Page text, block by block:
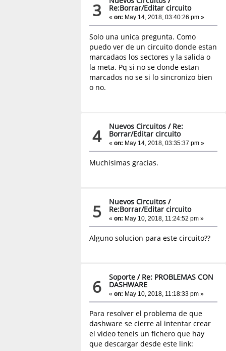
3 Re:Borrar/Editar circuito
«on: May 14, 2018, 03:40:26 pm »
Solo una unica pregunta. Como
puedo ver de un circuito donde estan
marcadaos los sectores y la salida o
la meta. Pq si no se donde estan
marcados no se si lo sincronizo bien
o no.
4 Nuevos Circuitos / Re:
Borrar/Editar circuito
«on: May 14, 2018, 03:35:37 pm »
Muchisimas gracias.
5 Nuevos Circuitos /
Re:Borrar/Editar circuito
«on: May 10, 2018, 11:24:52 pm »
Alguno solucion para este circuito??
6 Soporte / Re: PROBLEMAS CON
DASHWARE
«on: May 10, 2018, 11:18:33 pm »
Para resolver el problema de que
dashware se cierre al intentar crear
el video teneis un fichero que hay
que descargar desde este link: